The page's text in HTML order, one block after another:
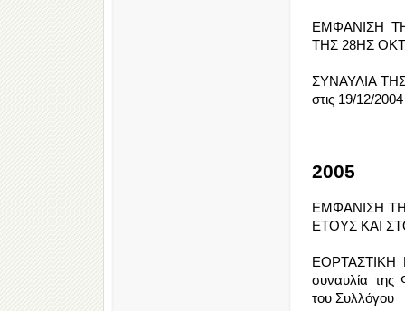
ΕΜΦΑΝΙΣΗ
ΤΗΣ 28ΗΣ
ΣΥΝΑΥΛΙΑ
στις 19/12/2004
2005
ΕΜΦΑΝΙΣΗ
ΕΤΟΥΣ ΚΑΙ
ΕΟΡΤΑΣΤΙΚΗ
συναυλία της
του Συλλόγου